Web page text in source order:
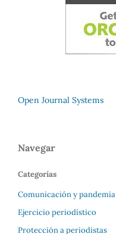
Open Journal Systems
Navegar
Categorías
Comunicación y pandemia
Ejercicio periodístico
Protección a periodistas